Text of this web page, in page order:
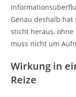
Genau deshalb
sticht heraus,
muss nicht um
Wirkung in
Reize